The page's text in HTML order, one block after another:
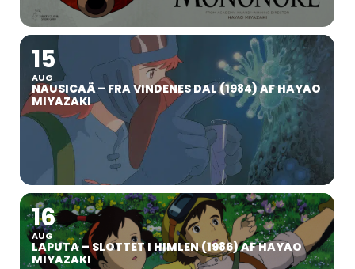
15
AUG
NAUSICAÄ – FRA VINDENES DAL (1984) AF HAYAO
MIYAZAKI
16
AUG
LAPUTA – SLOTTET I HIMLEN (1986) AF HAYAO
MIYAZAKI